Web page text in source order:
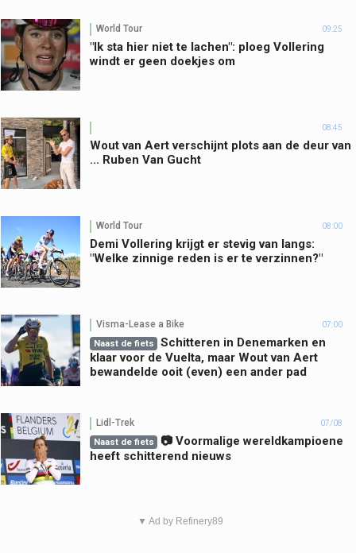
World Tour 09:25
"Ik sta hier niet te lachen": ploeg Vollering
windt er geen doekjes om
08:45
Wout van Aert verschijnt plots aan de deur van
... Ruben Van Gucht
World Tour 08:00
Demi Vollering krijgt er stevig van langs:
"Welke zinnige reden is er te verzinnen?"
Visma-Lease a Bike 07:00
Naast de fiets
Schitteren in Denemarken en
klaar voor de Vuelta, maar Wout van Aert
bewandelde ooit (even) een ander pad
Lidl-Trek 07/08
Naast de fiets
📷 Voormalige wereldkampioene
heeft schitterend nieuws
▼ Ad by Refinery89